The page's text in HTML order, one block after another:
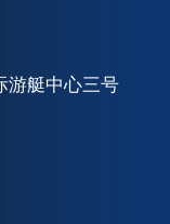
游艇中心三号